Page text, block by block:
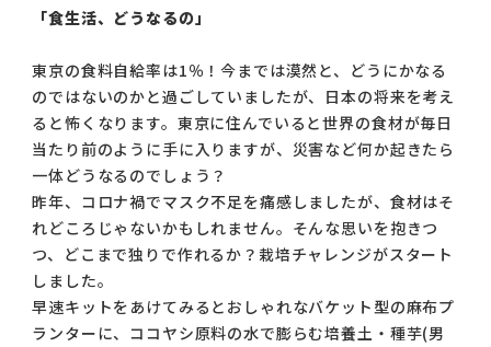
「食生活、どうなるの」
東京の食料自給率は1％！今までは漠然と、どうにかなる
のではないのかと過ごしていましたが、日本の将来を考え
ると怖くなります。東京に住んでいると世界の食材が毎日
当たり前のように手に入りますが、災害など何か起きたら
一体どうなるのでしょう？
昨年、コロナ禍でマスク不足を痛感しましたが、食材はそ
れどころじゃないかもしれません。そんな思いを抱きつ
つ、どこまで独りで作れるか？栽培チャレンジがスタート
しました。
早速キットをあけてみるとおしゃれなバケット型の麻布プ
ランターに、ココヤシ原料の水で膨らむ培養土・種芋(男